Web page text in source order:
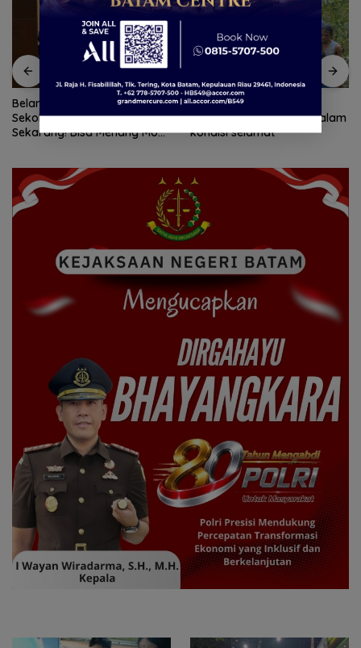
Belanja Perlengkapan
Sekolah di Gramedia
Sekarang! Bisa Menang Mobil
Tim SAR temukan nenek
hilang di hutan Lingga dalam
kondisi selamat